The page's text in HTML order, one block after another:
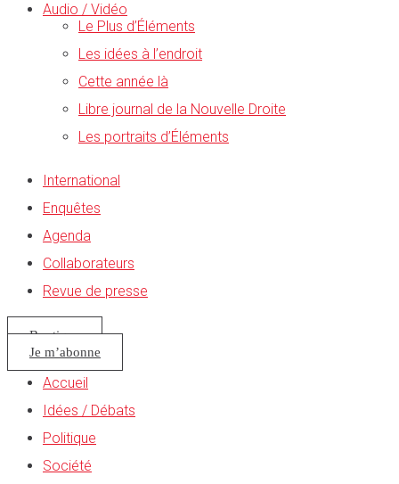
Audio / Vidéo
Le Plus d’Éléments
Les idées à l’endroit
Cette année là
Libre journal de la Nouvelle Droite
Les portraits d’Éléments
International
Enquêtes
Agenda
Collaborateurs
Revue de presse
Boutique
Je m’abonne
Accueil
Idées / Débats
Politique
Société